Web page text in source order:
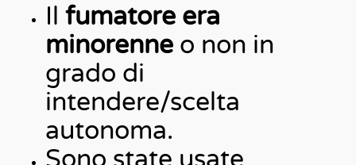
Il fumatore era
minorenneo non in
grado di
intendere/scelta
autonoma.